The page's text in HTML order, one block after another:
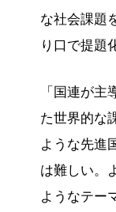
な社会課題
り口で提題
「国連が
た世界的な
ような先進
は難しい。
ようなテー